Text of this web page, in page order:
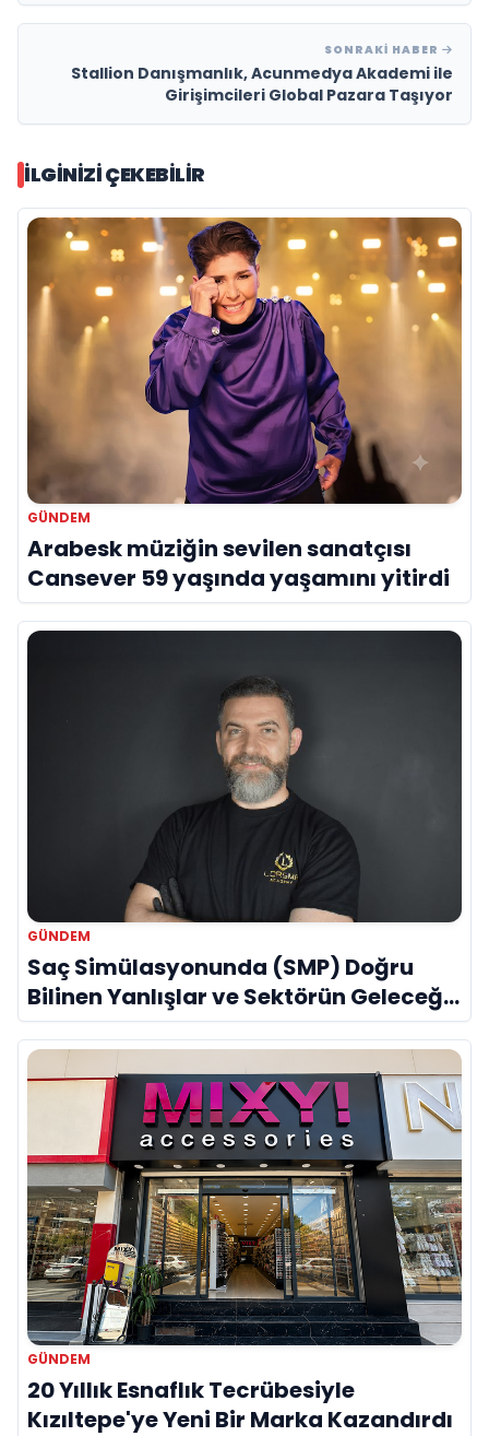
SONRAKI HABER
Stallion Danışmanlık, Acunmedya Akademi ile
Girişimcileri Global Pazara Taşıyor
İLGINIZI ÇEKEBILIR
GÜNDEM
Arabesk müziğin sevilen sanatçısı
Cansever 59 yaşında yaşamını yitirdi
GÜNDEM
Saç Simülasyonunda (SMP) Doğru
Bilinen Yanlışlar ve Sektörün Geleceği:
Onur Akdeniz ile Özel Röportaj
GÜNDEM
20 Yıllık Esnaflık Tecrübesiyle
Kızıltepe'ye Yeni Bir Marka Kazandırdı